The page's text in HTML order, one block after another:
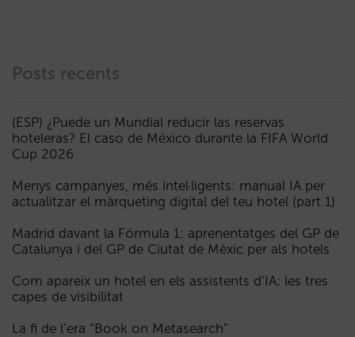
Posts recents
(ESP) ¿Puede un Mundial reducir las reservas
hoteleras? El caso de México durante la FIFA World
Cup 2026
Menys campanyes, més intel·ligents: manual IA per
actualitzar el màrqueting digital del teu hotel (part 1)
Madrid davant la Fórmula 1: aprenentatges del GP de
Catalunya i del GP de Ciutat de Mèxic per als hotels
Com apareix un hotel en els assistents d’IA: les tres
capes de visibilitat
La fi de l’era “Book on Metasearch”